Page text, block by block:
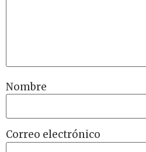
Nombre
Correo electrónico